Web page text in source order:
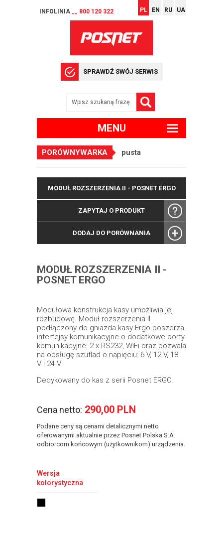
INFOLINIA __ 800 120 322 PL EN RU UA
SPRAWDŹ SWÓJ SERWIS
MENU
PORÓWNYWARKA pusta
MODUŁ ROZSZERZENIA II - POSNET ERGO
ZAPYTAJ O PRODUKT
DODAJ DO PORÓWNANIA
MODUŁ ROZSZERZENIA II -
POSNET ERGO
Modułowa konstrukcja kasy umożliwia jej
rozbudowę. Moduł rozszerzenia II
podłączony do gniazda kasy Ergo poszerza
interfejsy komunikacyjne o dodatkowe porty
komunikacyjne: 2 x RS232, WiFi oraz pozwala
na obsługę szuflad o napięciu: 6 V, 12 V, 18
V i 24 V.
Dedykowany do kas z serii Posnet ERGO.
Cena netto: 290,00 PLN
Podane ceny są cenami detalicznymi netto
oferowanymi aktualnie przez Posnet Polska S.A.
odbiorcom końcowym (użytkownikom) urządzenia.
Wersja
kolorystyczna